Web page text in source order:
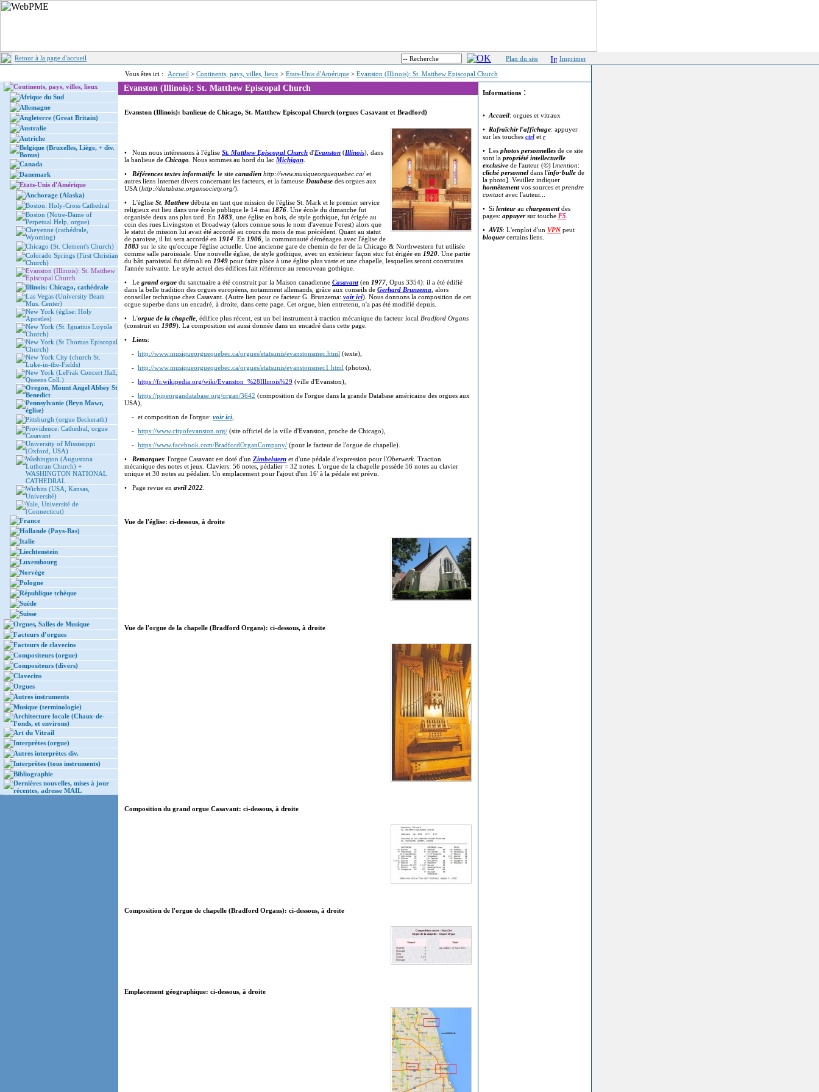
Retour à la page d'accueil Plan du site Imprimer
Vous êtes ici : Accueil > Continents, pays, villes, lieux > Etats-Unis d'Amérique > Evanston (Illinois): St. Matthew Episcopal Church
Continents, pays, villes, lieux
Afrique du Sud
Allemagne
Angleterre (Great Britain)
Australie
Autriche
Belgique (Bruxelles, Liège, + div.
Bonus)
Canada
Danemark
Etats-Unis d'Amérique
Anchorage (Alaska)
Boston: Holy-Cross Cathedral
Boston (Notre-Dame of
Perpetual Help, orgue)
Cheyenne (cathédrale,
Wyoming)
Chicago (St. Clement's Church)
Colorado Springs (First Christian
Church)
Evanston (Illinois): St. Matthew
Episcopal Church
Illinois: Chicago, cathédrale
Las Vegas (University Beam
Mus. Center)
New York (église: Holy
Apostles)
New York (St. Ignatius Loyola
Church)
New York (St Thomas Episcopal
Church)
New York City (church St.
Luke-in-the-Fields)
New York (LeFrak Concert Hall,
Queens Coll.)
Oregon, Mount Angel Abbey St
Benedict
Pennsylvanie (Bryn Mawr,
église)
Pittsburgh (orgue Beckerath)
Providence: Cathedral, orgue
Casavant
University of Mississippi
(Oxford, USA)
Washington (Augustana
Lutheran Church) +
WASHINGTON NATIONAL
CATHEDRAL
Wichita (USA, Kansas,
Université)
Yale, Université de
(Connecticut)
France
Hollande (Pays-Bas)
Italie
Liechtenstein
Luxembourg
Norvège
Pologne
République tchèque
Suède
Suisse
Orgues, Salles de Musique
Facteurs d’orgues
Facteurs de clavecins
Compositeurs (orgue)
Compositeurs (divers)
Clavecins
Orgues
Autres instruments
Musique (terminologie)
Architecture locale (Chaux-de-
Fonds, et environs)
Art du Vitrail
Interprètes (orgue)
Autres interprètes div.
Interprètes (tous instruments)
Bibliographie
Dernières nouvelles, mises à jour
récentes, adresse MAIL
Evanston (Illinois): St. Matthew Episcopal Church
Evanston (Illinois): banlieue de Chicago, St. Matthew Episcopal Church (orgues Casavant et Bradford)
• Nous nous intéressons à l'église St. Matthew Episcopal Church d'Evanston (Illinois), dans
la banlieue de Chicago . Nous sommes au bord du lac Michigan
• Références textes informatifs: le site canadien http://www.musiqueorguequebec.ca/et
autres liens Internet divers concernant les facteurs, et la fameuse Database des orgues aux
USA (http://database.organsociety.org/).
• L'église St. Matthewdébuta en tant que mission de l'église St. Mark et le premier service
religieux eut lieu dans une école publique le 14 mai 1876 . Une école du dimanche fut
organisée deux ans plus tard. En 1883 , une église en bois, de style gothique, fut érigée au
coin des rues Livingston et Broadway (alors connue sous le nom d'avenue Forest) alors que
le statut de mission lui avait été accordé au cours du mois de mai précédent. Quant au statut
de paroisse, il lui sera accordé en 1914 . En 1906 , la communauté déménagea avec l'église de
1883 sur le site qu'occupe l'église actuelle. Une ancienne gare de chemin de fer de la Chicago & Northwestern fut utilisée
comme salle paroissiale. Une nouvelle église, de style gothique, avec un extérieur façon stuc fut érigée en 1920 . Une partie
du bâti paroissial fut démoli en 1949 pour faire place à une église plus vaste et une chapelle, lesquelles seront construites
l'année suivante. Le style actuel des édifices fait référence au renouveau gothique.
• Le grand orgue du sanctuaire a été construit par la Maison canadienne Casavant(en 1977 , Opus 3354): il a été édifié
dans la belle tradition des orgues européens, notamment allemands, grâce aux conseils de Gerhard Brunzema , alors
conseiller technique chez Casavant. (Autre lien pour ce facteur G. Brunzema: voir ici). Nous donnons la composition de cet
orgue superbe dans un encadré, à droite, dans cette page. Cet orgue, bien entretenu, n'a pas été modifié depuis.
• L'orgue de la chapelle , édifice plus récent, est un bel instrument à traction mécanique du facteur local Bradford Organs
(construit en 1989). La composition est aussi donnée dans un encadré dans cette page.
• Liens:
- http://www.musiqueorguequebec.ca/orgues/etatsunis/evanstonsmec.html (texte),
- http://www.musiqueorguequebec.ca/orgues/etatsunis/evanstonsmec1.html (photos),
- https://fr.wikipedia.org/wiki/Evanston_%28Illinois%29 (ville d'Evanston),
- https://pipeorgandatabase.org/organ/3642 (composition de l'orgue dans la grande Database américaine des orgues aux
USA),
- et composition de l'orgue: voir ici
- https://www.cityofevanston.org/ (site officiel de la ville d'Evanston, proche de Chicago),
- https://www.facebook.com/BradfordOrganCompany/ (pour le facteur de l'orgue de chapelle).
• Remarques: l'orgue Casavant est doté d'un Zimbelstern et d'une pédale d'expression pour l'Oberwerk . Traction
mécanique des notes et jeux. Claviers: 56 notes, pédalier = 32 notes. L'orgue de la chapelle possède 56 notes au clavier
unique et 30 notes au pédalier. Un emplacement pour l'ajout d'un 16' à la pédale est prévu.
• Page revue en avril 2022
Vue de l'église: ci-dessous, à droite
Vue de l'orgue de la chapelle (Bradford Organs): ci-dessous, à droite
Composition du grand orgue Casavant: ci-dessous, à droite
Composition de l'orgue de chapelle (Bradford Organs): ci-dessous, à droite
Emplacement géographique: ci-dessous, à droite
Informations :
• Accueil: orgues et vitraux
• Rafraîchir l'affichage: appuyer
sur les touches ctrl et r
• Les photos personnelles de ce site
sont la propriété intellectuelle
exclusive de l'auteur (©) [mention:
cliché personnel dans l'info-bulle de
la photo]. Veuillez indiquer
honnêtementvos sources et prendre
contactavec l'auteur...
• Si lenteurau chargementdes
pages: appuyersur touche F5
• AVIS: L'emploi d'un VPNpeut
bloquercertains liens.